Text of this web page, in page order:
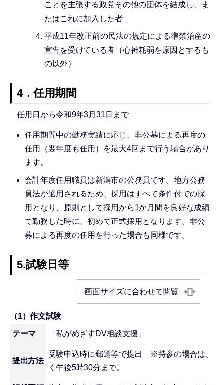
ことを主張する政党その他の団体を結成し、ま
たはこれに加入した者
平成11年改正前の民法の規定による準禁治産の
宣告を受けている者（心神耗弱を原因とするも
の以外）
4．任用期間
任用日から令和9年3月31日まで
任用期間中の勤務実績に応じ、非公募による再度の
任用（翌年度も任用）を最大4回まで行う場合があり
ます。
会計年度任用職員は新潟市の公務員です。地方公務
員法が適用されるため、採用はすべて条件付での採
用となり、原則として採用から1か月間を良好な成績
で勤務した時に、初めて正式採用となります。非公
募による再度の任用を行った場合も同様です。
5.試験日等
画面サイズに合わせて閲覧
（1）作文試験
テーマ 「私がめざすDV相談支援」
提出方法
受験申込時に郵送等で提出 ※持参の場合は、
く午後5時30分まで。